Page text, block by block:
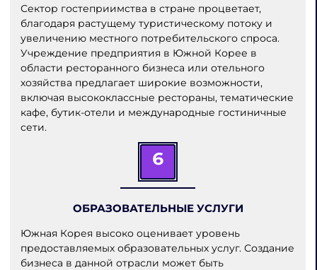
Сектор гостеприимства в стране процветает,
благодаря растущему туристическому потоку и
увеличению местного потребительского спроса.
Учреждение предприятия в Южной Корее в
области ресторанного бизнеса или отельного
хозяйства предлагает широкие возможности,
включая высококлассные рестораны, тематические
кафе, бутик-отели и международные гостиничные
сети.
6
ОБРАЗОВАТЕЛЬНЫЕ УСЛУГИ
Южная Корея высоко оценивает уровень
предоставляемых образовательных услуг. Создание
бизнеса в данной отрасли может быть